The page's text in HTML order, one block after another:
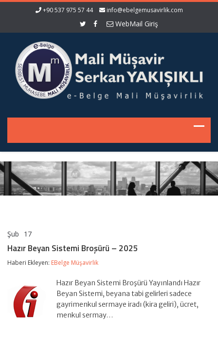
+90 537 975 57 44 info@ebelgemusavirlik.com
WebMail Giriş
Şub 17
Sistemi
Broşürü
–
Hazır Beyan Sistemi Broşürü – 2025
Haberi Ekleyen: EBelge Müşavirlik
Hazır Beyan Sistemi Broşürü Yayınlandı Hazır
Beyan Sistemi, beyana tabi gelirleri sadece
gayrimenkul sermaye iradı (kira geliri), ücret,
menkul sermay…